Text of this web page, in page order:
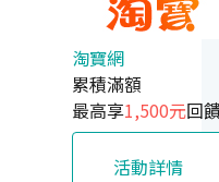
淘寶網
累積滿額
最高享1,500元回
活動詳情